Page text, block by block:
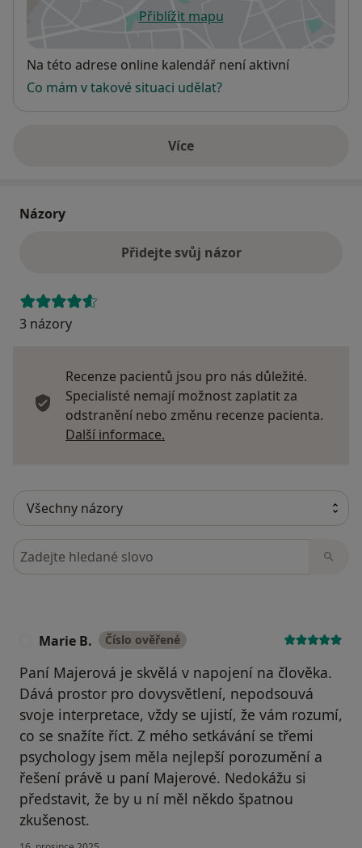
Přiblížit mapuse otevře v nové záložce
Dostupnost
Na této adrese online kalendář není aktivní
Co mám v takové situaci udělat?
Víceo adrese
Názory
Přidejte svůj názor
3 názory
Recenze pacientů jsou pro nás důležité.
Specialisté nemají možnost zaplatit za
odstranění nebo změnu recenze pacienta.
Další informace.
Hledejte v názorech
Marie B. Číslo ověřené
Paní Majerová je skvělá v napojení na člověka.
Dává prostor pro dovysvětlení, nepodsouvá
svoje interpretace, vždy se ujistí, že vám rozumí,
co se snažíte říct. Z mého setkávání se třemi
psychology jsem měla nejlepší porozumění a
řešení právě u paní Majerové. Nedokážu si
představit, že by u ní měl někdo špatnou
zkušenost.